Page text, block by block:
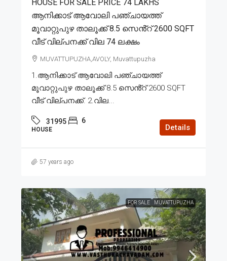
HOUSE FOR SALE PRICE 74 LAKHS
ആനിക്കാട് ആവോലി പഞ്ചായത്ത്
മൂവാറ്റുപുഴ താലൂക്ക് 8.5 സെൻ്റ് 2600 SQFT
വീട് വില്പനക്ക് വില 74 ലക്ഷം
MUVATTUPUZHA,AVOLY, Muvattupuzha
1.ആനിക്കാട് ആവോലി പഞ്ചായത്ത്
മൂവാറ്റുപുഴ താലൂക്ക് 8.5 സെൻ്റ് 2600 SQFT
വീട് വില്പനക്ക്. 2.വില...
31995 6
HOUSE Details
57 years ago
FOR SALE MUVATTUPUZHA